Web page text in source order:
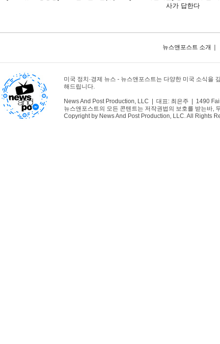
사가 답한다
뉴스앤포스트 소개
미국 정치·경제 뉴스 - 뉴스앤포스트는 다양한 미국 소식을
해드립니다.
News And Post Production, LLC | 대표: 최은주 | 1490
뉴스앤포스트의 모든 콘텐트는 저작권법의 보호를 받는바,
Copyright by News And Post Production, LLC. All Rights